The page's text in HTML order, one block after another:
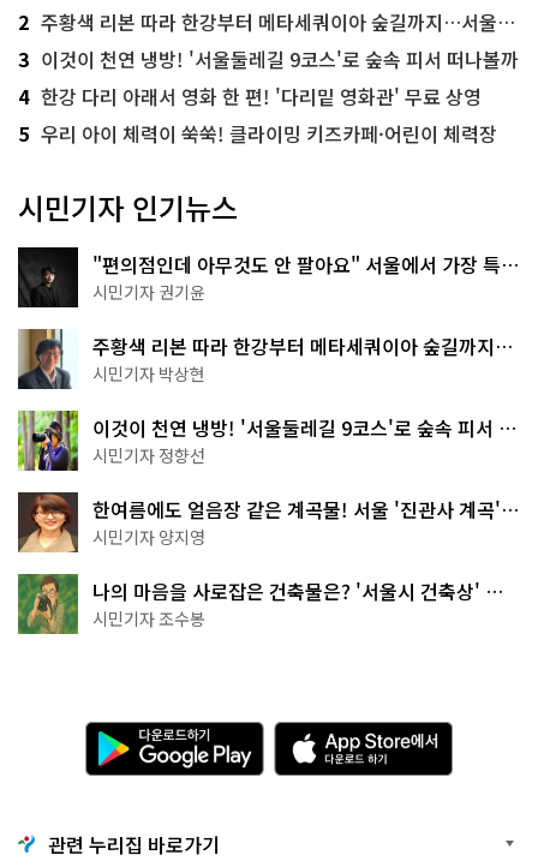
2 주황색 리본 따라 한강부터 메타세쿼이아 숲길까지…서울둘레길 15코스
3 이것이 천연 냉방! '서울둘레길 9코스'로 숲속 피서 떠나볼까
4 한강 다리 아래서 영화 한 편! '다리밑 영화관' 무료 상영
5 우리 아이 체력이 쑥쑥! 클라이밍 키즈카페·어린이 체력장
시민기자 인기뉴스
"편의점인데 아무것도 안 팔아요" 서울에서 가장 특별
한 편의점의 정체
시민기자 권기윤
주황색 리본 따라 한강부터 메타세쿼이아 숲길까지…
서울둘레길 15코스
시민기자 박상현
이것이 천연 냉방! '서울둘레길 9코스'로 숲속 피서 떠
나볼까
시민기자 정향선
한여름에도 얼음장 같은 계곡물! 서울 '진관사 계곡'이
천국이네~
시민기자 양지영
나의 마음을 사로잡은 건축물은? '서울시 건축상' 수
상작 공개!
시민기자 조수봉
다
운
로
기
G
A
p
p
관련 누리집 바로가기